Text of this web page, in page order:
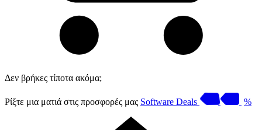
Δεν βρήκες τίποτα ακόμα;
Ρίξτε μια ματιά στις προσφορές μας Software Deals %